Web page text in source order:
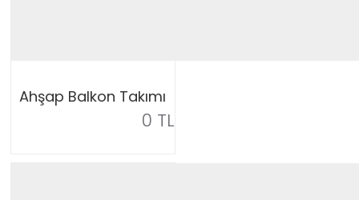
Ahşap Balkon Takımı
0 TL